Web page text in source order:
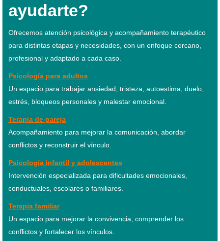
ayudarte?
Ofrecemos atención psicológica y acompañamiento terapéutico
para distintas etapas y necesidades, con un enfoque cercano,
profesional y adaptado a cada caso.
Psicología para adultos
Un espacio para trabajar ansiedad, tristeza, autoestima, duelo,
estrés, bloqueos personales y malestar emocional.
Terapia de pareja
Acompañamiento para mejorar la comunicación, abordar
conflictos y reconstruir el vínculo.
Psicología infantil y adolescentes
Intervención especializada para dificultades emocionales,
conductuales, escolares o familiares.
Terapia familiar
Un espacio para mejorar la convivencia, comprender los
conflictos y fortalecer los vínculos.